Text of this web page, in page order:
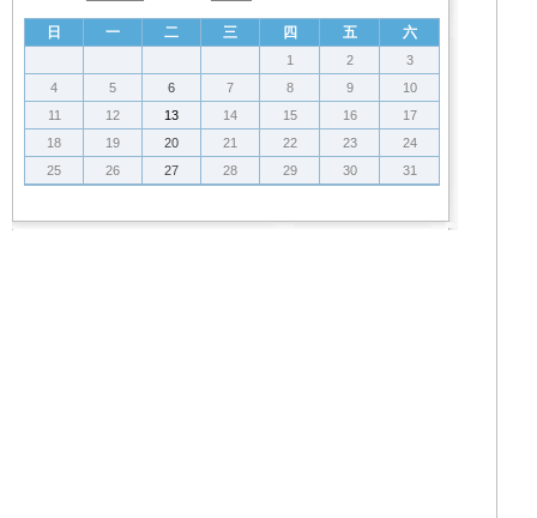
日 一 二 三 四 五 六
1 2
3
4
5 6 7 8 9
10
11
12 13 14 15 16
17
18
19 20 21 22 23
24
25
26 27 28 29 30 31